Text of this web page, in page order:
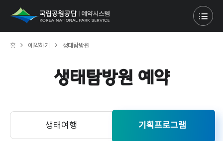
홈 예약하기 생태탐방원
생태탐방원 예약
생태여행 기획프로그램